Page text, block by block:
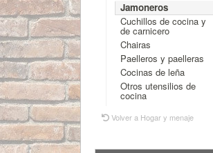
Jamoneros
Cuchillos de cocina y
de carnicero
Chairas
Paelleros y paelleras
Cocinas de leña
Otros utensilios de
cocina
Volver a Hogar y menaje